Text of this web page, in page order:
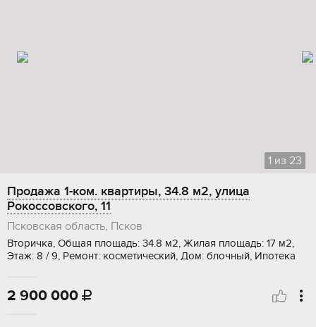
1 из 23
Продажа 1-ком. квартиры, 34.8 м2, улица
Рокоссовского, 11
Псковская область, Псков
Вторичка, Общая площадь: 34.8 м2, Жилая площадь: 17 м2,
Этаж: 8 / 9, Ремонт: косметический, Дом: блочный, Ипотека
2 900 000 